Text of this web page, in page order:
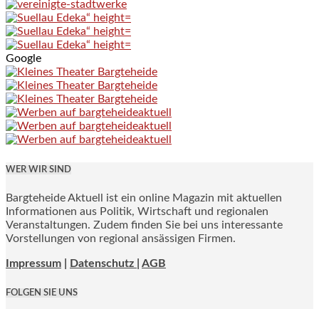
Google
WER WIR SIND
Bargteheide Aktuell ist ein online Magazin mit aktuellen
Informationen aus Politik, Wirtschaft und regionalen
Veranstaltungen. Zudem finden Sie bei uns interessante
Vorstellungen von regional ansässigen Firmen.
Impressum Datenschutz | AGB
FOLGEN SIE UNS